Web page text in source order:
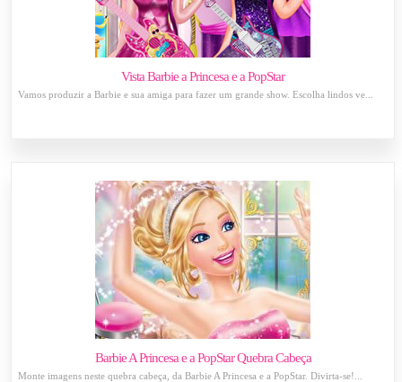
Vista Barbie a Princesa e a PopStar
Vamos produzir a Barbie e sua amiga para fazer um grande show. Escolha lindos ve...
Barbie A Princesa e a PopStar Quebra Cabeça
Monte imagens neste quebra cabeça, da Barbie A Princesa e a PopStar. Divirta-se!...